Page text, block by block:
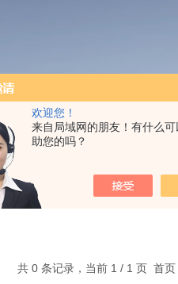
欢迎您！
来自局域网的朋友！有什么可
助您的吗？
共 0 条记录，当前 1 / 1 页 首